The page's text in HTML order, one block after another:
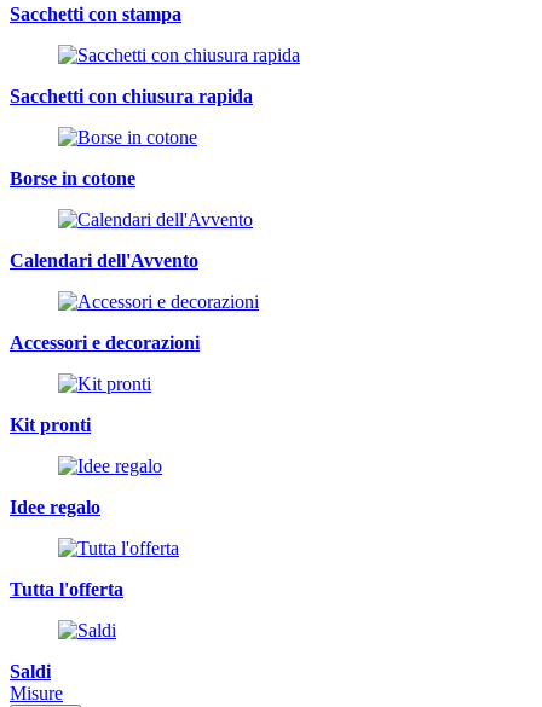
Sacchetti con stampa
Sacchetti con chiusura rapida
Borse in cotone
Calendari dell'Avvento
Accessori e decorazioni
Kit pronti
Idee regalo
Tutta l'offerta
Saldi
Misure